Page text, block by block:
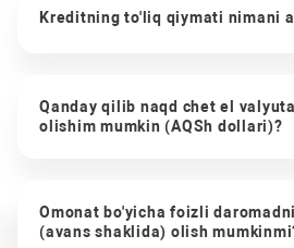
Kreditning to'liq qiymati nimani
Qanday qilib naqd chet el
olishim mumkin (AQSh dollari)?
Omonat bo'yicha foizli
(avans shaklida) olish